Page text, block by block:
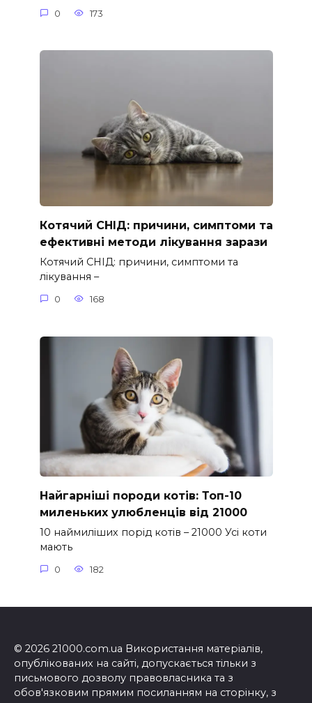
0 173
Котячий СНІД: причини, симптоми та
ефективні методи лікування зарази
Котячий СНІД: причини, симптоми та
лікування –
0 168
Найгарніші породи котів: Топ-10
миленьких улюбленців від 21000
10 наймиліших порід котів – 21000 Усі коти
мають
0 182
© 2026 21000.com.ua Використання матеріалів,
опублікованих на сайті, допускається тільки з
письмового дозволу правовласника та з
обов'язковим прямим посиланням на сторінку, з